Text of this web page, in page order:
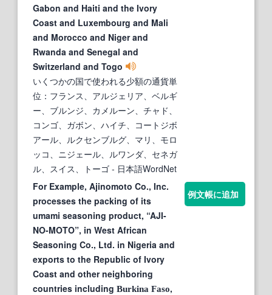
Gabon and Haiti and the Ivory
Coast and Luxembourg and Mali
and Morocco and Niger and
Rwanda and Senegal and
Switzerland and Togo
いくつかの国で使われる少額の通貨単
位：フランス、アルジェリア、ベルギ
ー、ブルンジ、カメルーン、チャド、
コンゴ、ガボン、ハイチ、コートジボ
アール、ルクセンブルグ、マリ、モロ
ッコ、ニジェール、ルワンダ、セネガ
ル、スイス、トーゴ - 日本語WordNet
For Example, Ajinomoto Co., Inc.
processes the packing of its
umami seasoning product, “AJI-
NO-MOTO”, in West African
Seasoning Co., Ltd. in Nigeria and
exports to the Republic of Ivory
Coast and other neighboring
countries including Burkina Faso,
例文帳に追加